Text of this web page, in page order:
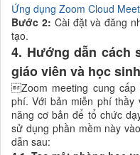
Ứng dụng Zoom Cloud
Bước 2: Cài đặt và đăng
tạo.
4. Hướng dẫn cách
giáo viên và học sinh
Zoom meeting cung
phí. Với bản miễn phí
năng cơ bản để tổ chức
sử dụng phần mềm này
dẫn sau: